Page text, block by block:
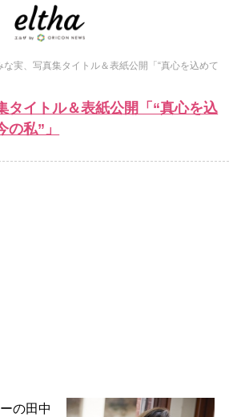
な実、写真集タイトル＆表紙公開「“真心を込めて
タイトル＆表紙公開「“真心を込
私”」
の田中